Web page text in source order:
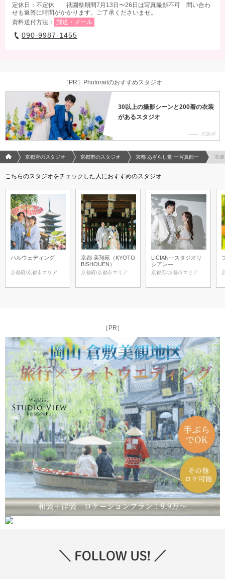
定休日：不定休 祇園祭期間7月13日〜26日は写真撮影不可 問い合わ
せも返答に時間がかかります。ご了承くださいませ。
資料送付方法：
郵送・メール
090-9987-1455
［PR］Photoraitのおすすめスタジオ
30以上の撮影シーンと200着の衣装
があるスタジオ
大阪府
フォトウエディング/結婚写真のPhotorait ホーム
京都府のスタジオ 京都市のスタジオ 京都 あざらし堂 ー写真部ー 衣
こちらのスタジオをチェックした人におすすめのスタジオ
ハルウェディング
京都府/京都市エリア
京都 美翔苑（KYOTO
BISHOUEN）
京都府/京都市エリア
LICIAN―スタジオリ
シアン―
京都府/京都市エリア
［PR］